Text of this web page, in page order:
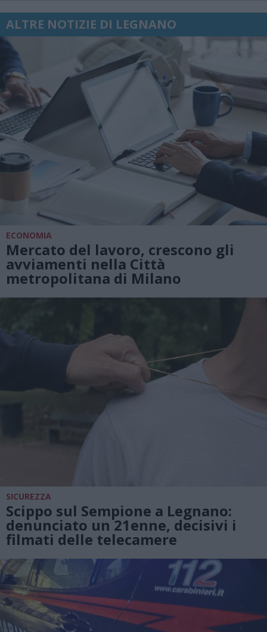
ALTRE NOTIZIE DI LEGNANO
ECONOMIA
Mercato del lavoro, crescono gli
avviamenti nella Città
metropolitana di Milano
SICUREZZA
Scippo sul Sempione a Legnano:
denunciato un 21enne, decisivi i
filmati delle telecamere